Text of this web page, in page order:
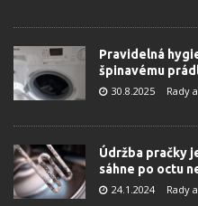
Pravidelná
špinavému
30.8.2025 Rady
Údržba pračky
sáhne po octu
24.1.2024 Rady